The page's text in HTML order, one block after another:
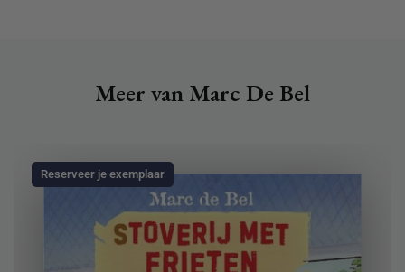
Meer van Marc De Bel
Reserveer je exemplaar